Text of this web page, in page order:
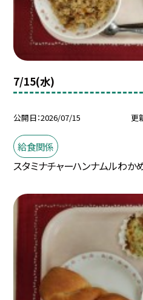
7/15(水)
公開日 2026/07/15 更
給食関係
スタミナチャーハンナムルわか